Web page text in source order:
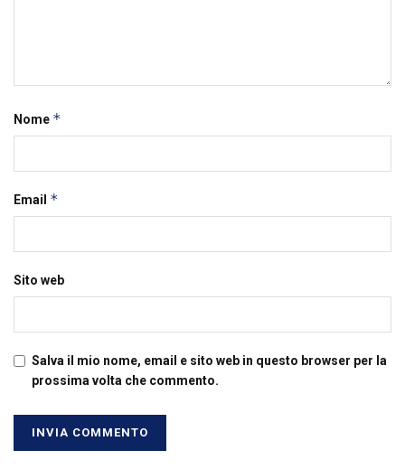
Nome *
Email *
Sito web
Salva il mio nome, email e sito web in questo browser per la
prossima volta che commento.